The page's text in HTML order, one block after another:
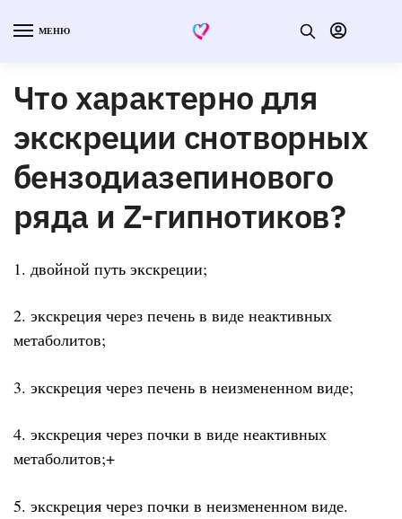
МЕНЮ
Что характерно для
экскреции снотворных
бензодиазепинового
ряда и Z-гипнотиков?
1. двойной путь экскреции;
2. экскреция через печень в виде неактивных
метаболитов;
3. экскреция через печень в неизмененном виде;
4. экскреция через почки в виде неактивных
метаболитов;+
5. экскреция через почки в неизмененном виде.